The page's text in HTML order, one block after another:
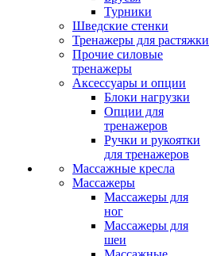
Турники
Шведские стенки
Тренажеры для растяжки
Прочие силовые
тренажеры
Аксессуары и опции
Блоки нагрузки
Опции для
тренажеров
Ручки и рукоятки
для тренажеров
Массажные кресла
Массажеры
Массажеры для
ног
Массажеры для
шеи